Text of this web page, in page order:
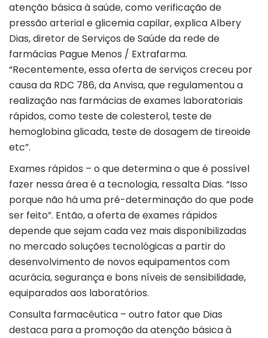
atenção básica à saúde, como verificação de
pressão arterial e glicemia capilar, explica Albery
Dias, diretor de Serviços de Saúde da rede de
farmácias Pague Menos / Extrafarma.
“Recentemente, essa oferta de serviços creceu por
causa da RDC 786, da Anvisa, que regulamentou a
realização nas farmácias de exames laboratoriais
rápidos, como teste de colesterol, teste de
hemoglobina glicada, teste de dosagem de tireoide
etc”.
Exames rápidos – o que determina o que é possível
fazer nessa área é a tecnologia, ressalta Dias. “Isso
porque não há uma pré-determinação do que pode
ser feito”. Então, a oferta de exames rápidos
depende que sejam cada vez mais disponibilizadas
no mercado soluções tecnológicas a partir do
desenvolvimento de novos equipamentos com
acurácia, segurança e bons níveis de sensibilidade,
equiparados aos laboratórios.
Consulta farmacêutica – outro fator que Dias
destaca para a promoção da atenção básica à